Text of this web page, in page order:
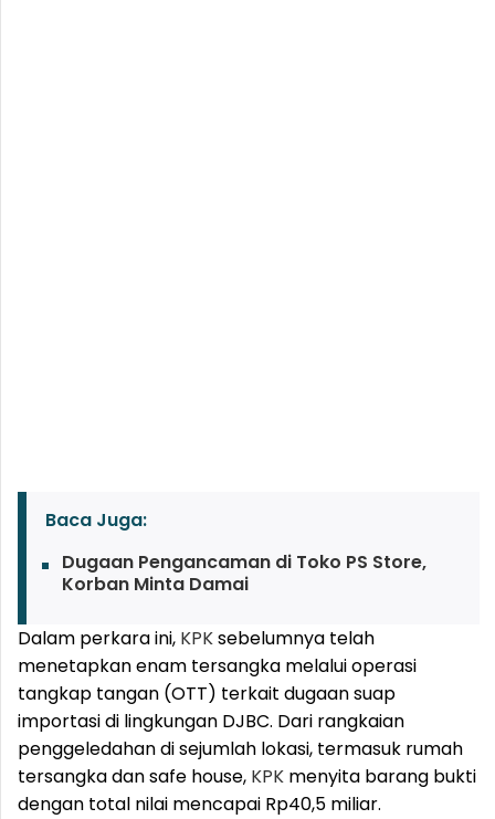
Baca Juga:
Dugaan Pengancaman di Toko PS Store,
Korban Minta Damai
Dalam perkara ini, KPKsebelumnya telah
menetapkan enam tersangka melalui operasi
tangkap tangan (OTT) terkait dugaan suap
importasi di lingkungan DJBC. Dari rangkaian
penggeledahan di sejumlah lokasi, termasuk rumah
tersangka dan safe house, KPK menyita barang bukti
dengan total nilai mencapai Rp40,5 miliar.